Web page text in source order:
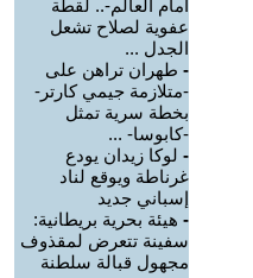
أمام العالم-.. لقطة
عفوية لصلاح تشعل
الجدل ...
- طهران تراهن على
-متلازمة جيمي كارتر-
بخطة سرية تمثل
-كابوسا- ...
- لوكا زيدان يودع
غرناطة ويوقع لناد
إسباني جديد
- هيئة بحرية بريطانية:
سفينة تتعرض لمقذوف
مجهول قبالة سلطنة